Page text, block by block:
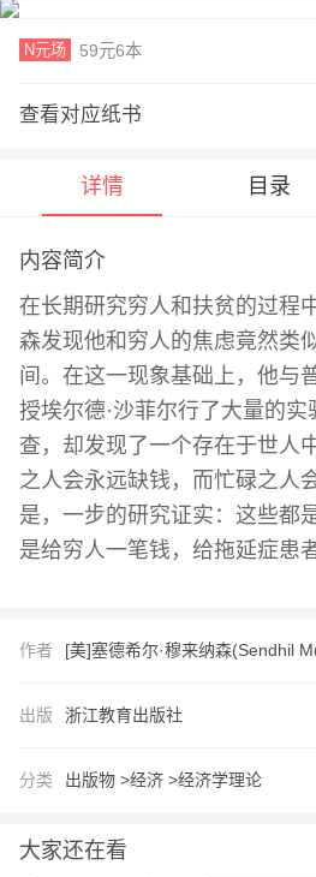
N元场 59元6本
查看对应纸书
详情 目录
内容简介
在长期研究穷人和扶贫的过程
森发现他和穷人的焦虑竟然类
间。在这一现象基础上，他与
授埃尔德·沙菲尔行了大量的实
查，却发现了一个存在于世人
之人会永远缺钱，而忙碌之人
是，一步的研究证实：这些都
是给穷人一笔钱，给拖延症患
法变得富足和有效率。为什么
能力会受到很大限制，从而导
们已经形成了“管窥”之见，只能
裕或效率），但是从长远来看
担——当1元钱的价值在穷人与
作者 [美]塞德希尔·穆来纳森(Sendhil
出版 浙江教育出版社
分类 出版物 >经济 >经济学理论
大家还在看